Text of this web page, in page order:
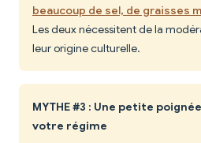
beaucoup de sel, de graisses
Les deux nécessitent de la
leur origine culturelle.
MYTHE #3 : Une petite
votre régime